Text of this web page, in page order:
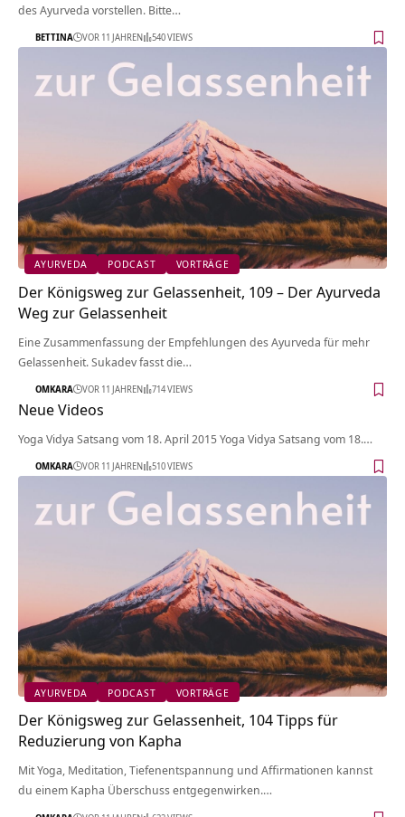
des Ayurveda vorstellen. Bitte…
BETTINA VOR 11 JAHREN 540 VIEWS
AYURVEDA PODCAST VORTRÄGE
Der Königsweg zur Gelassenheit, 109 – Der Ayurveda
Weg zur Gelassenheit
Eine Zusammenfassung der Empfehlungen des Ayurveda für mehr
Gelassenheit. Sukadev fasst die…
OMKARA VOR 11 JAHREN 714 VIEWS
Neue Videos
Yoga Vidya Satsang vom 18. April 2015 Yoga Vidya Satsang vom 18.…
OMKARA VOR 11 JAHREN 510 VIEWS
AYURVEDA PODCAST VORTRÄGE
Der Königsweg zur Gelassenheit, 104 Tipps für
Reduzierung von Kapha
Mit Yoga, Meditation, Tiefenentspannung und Affirmationen kannst
du einem Kapha Überschuss entgegenwirken.…